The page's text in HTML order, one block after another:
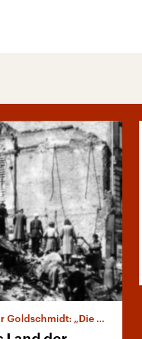
„Die Hügel von Belleville“